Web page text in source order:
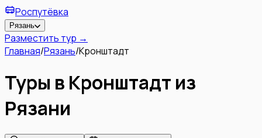
Роспутёвка
Рязань
Разместить тур →
Главная/Рязань/Кронштадт
Туры в Кронштадт из
Рязани